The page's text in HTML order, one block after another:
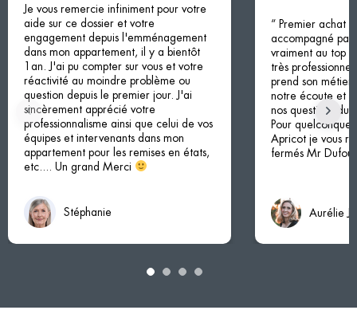
Je vous remercie infiniment pour votre
aide sur ce dossier et votre
engagement depuis l'emménagement
dans mon appartement, il y a bientôt
1an. J'ai pu compter sur vous et votre
réactivité au moindre problème ou
question depuis le premier jour. J'ai
sincèrement apprécié votre
professionnalisme ainsi que celui de vos
équipes et intervenants dans mon
appartement pour les remises en états,
etc.... Un grand Merci
Stéphanie
“ Premier achat
accompagné
vraiment au top !
très
prend son
notre écoute et
nos questions du
Pour
Apricot je vous
fermés Mr
Aurélie